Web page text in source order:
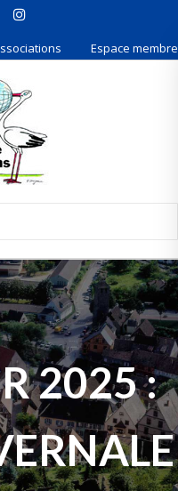
Espace membre
2025 :